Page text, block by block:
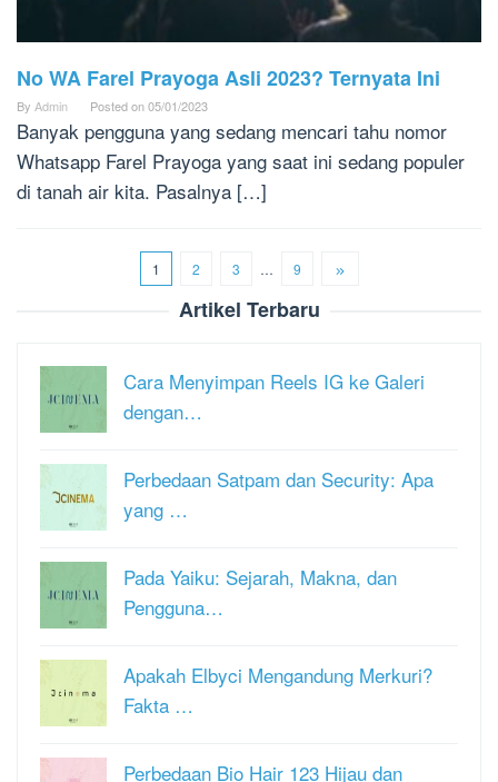
No WA Farel Prayoga Asli 2023? Ternyata Ini
By Admin Posted on05/01/2023
Banyak pengguna yang sedang mencari tahu nomor
Whatsapp Farel Prayoga yang saat ini sedang populer
di tanah air kita. Pasalnya […]
1 2 3 … 9
Artikel Terbaru
Cara Menyimpan Reels IG ke Galeri
dengan…
Perbedaan Satpam dan Security: Apa
yang …
Pada Yaiku: Sejarah, Makna, dan
Pengguna…
Apakah Elbyci Mengandung Merkuri?
Fakta …
Perbedaan Bio Hair 123 Hijau dan